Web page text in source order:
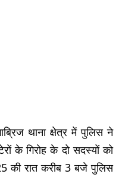
थाना क्षेत्र में पुलिस ने
के गिरोह के दो सदस्यों को
की रात करीब 3 बजे पुलिस